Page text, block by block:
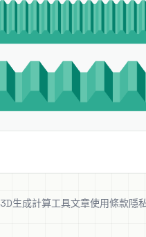
3D生成計算工具文章使用條款隱